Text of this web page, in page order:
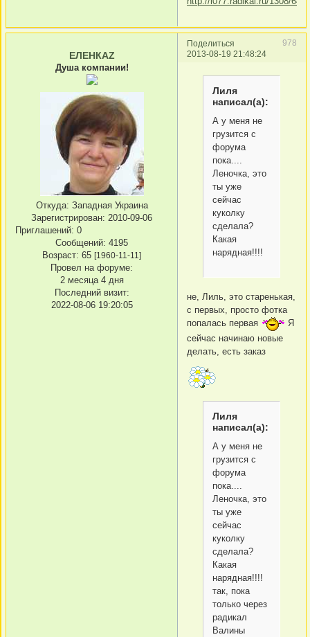
Поделиться
978
2013-08-19 21:48:24
ЕЛЕНКАZ
Душа компании!
Откуда: Западная Украина
Зарегистрирован: 2010-09-06
Приглашений: 0
Сообщений: 4195
Возраст: 65 [1960-11-11]
Провел на форуме:
2 месяца 4 дня
Последний визит:
2022-08-06 19:20:05
Лиля
написал(а):
А у меня не
грузится с
форума
пока....
Леночка, это
ты уже
сейчас
куколку
сделала?
Какая
нарядная!!!!
не, Лиль, это старенькая,
с первых, просто фотка
попалась первая
Я
сейчас начинаю новые
делать, есть заказ
Лиля
написал(а):
А у меня не
грузится с
форума
пока....
Леночка, это
ты уже
сейчас
куколку
сделала?
Какая
нарядная!!!!
так, пока
только через
радикал
Валины